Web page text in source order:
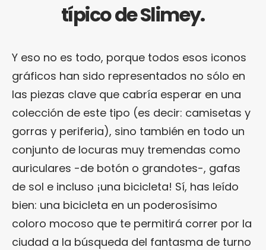
típico de Slimey.
Y eso no es todo, porque todos esos iconos
gráficos han sido representados no sólo en
las piezas clave que cabría esperar en una
colección de este tipo (es decir: camisetas y
gorras y periferia), sino también en todo un
conjunto de locuras muy tremendas como
auriculares -de botón o grandotes-, gafas
de sol e incluso ¡una bicicleta! Sí, has leído
bien: una bicicleta en un poderosísimo
coloro mocoso que te permitirá correr por la
ciudad a la búsqueda del fantasma de turno